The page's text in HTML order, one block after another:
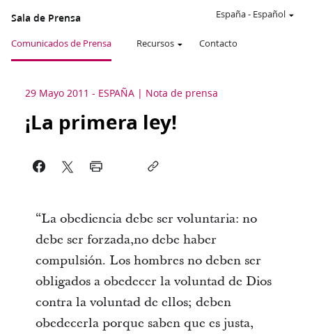
Sala de Prensa
Comunicados de Prensa Recursos Contacto
España- Español
29 Mayo 2011 - ESPAÑA Nota de prensa
¡La primera ley!
“La obediencia debe ser voluntaria: no
debe ser forzada,no debe haber
compulsión. Los hombres no deben ser
obligados a obedecer la voluntad de Dios
contra la voluntad de ellos; deben
obedecerla porque saben que es justa,